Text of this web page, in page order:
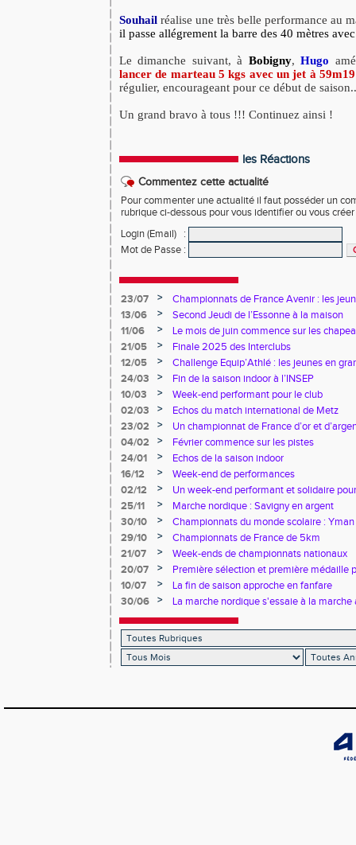
Souhail réalise une très belle performance au
il passe allégrement la barre des 40 mètres
Le dimanche suivant, à Bobigny,Hugo
lancer de marteau 5 kgs avec un jet à
régulier, encourageant pour ce début de
Un grand bravo à tous !!! Continuez ainsi !
les Réactions
Commentez cette actualité
Pour commenter une actualité il faut posséder un
rubrique ci-dessous pour vous identifier ou vous
Login (Email)
:
Mot de Passe :
23/07 >
Championnats de France Avenir : les
13/06
>
Second Jeudi de l’Essonne à la maison
11/06
>
Le mois de juin commence sur les
21/05
>
Finale 2025 des Interclubs
12/05
>
Challenge Equip’Athlé : les jeunes en
24/03
>
Fin de la saison indoor à l’INSEP
10/03
>
Week-end performant pour le club
02/03
>
Echos du match international de Metz
23/02
>
Un championnat de France d’or et
04/02
>
Février commence sur les pistes
24/01
>
Echos de la saison indoor
16/12
>
Week-end de performances
02/12
>
Un week-end performant et solidaire
25/11
>
Marche nordique : Savigny en argent
30/10
>
Championnats du monde scolaire :
bronze
29/10 >
Championnats de France de 5km
21/07
>
Week-ends de championnats nationaux
20/07
>
Première sélection et première médaille
10/07
>
La fin de saison approche en fanfare
30/06
> La marche nordique s'essaie à la